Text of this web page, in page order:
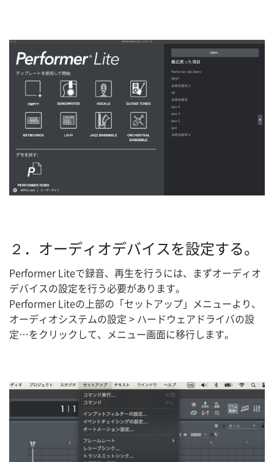
ホーム
取扱ブランド
サポート
採用情報
会社概要
２．オーディオデバイスを設定する。
Performer Liteで録音、再生を行うには、まずオーディオ
デバイスの設定を行う必要があります。
Performer Liteの上部の「セットアップ」メニューより、
オーディオシステムの設定 > ハードウェアドライバの設
定…をクリックして、メニュー画面に移行します。